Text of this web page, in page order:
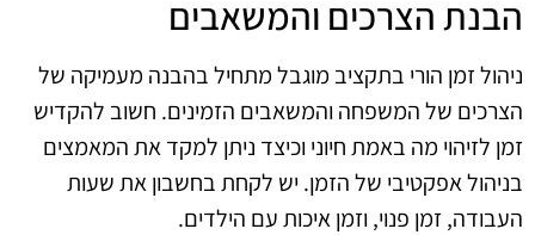
הבנת הצרכים והמשאבים
ניהול זמן הורי בתקציב מוגבל מתחיל בהבנה מעמיקה של
הצרכים של המשפחה והמשאבים הזמינים. חשוב להקדיש
זמן לזיהוי מה באמת חיוני וכיצד ניתן למקד את המאמצים
בניהול אפקטיבי של הזמן. יש לקחת בחשבון את שעות
העבודה, זמן פנוי, וזמן איכות עם הילדים.